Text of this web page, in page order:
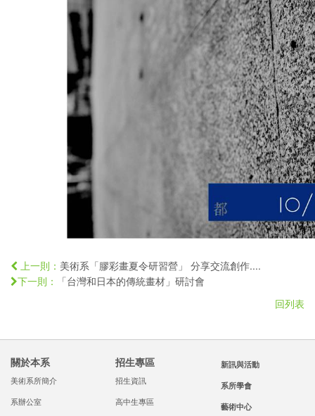
上一則： 美術系「膠彩畫夏令研習營」 分享交流創作....
下一則：
「台灣和日本的傳統畫材」研討會
回列表
關於本系
美術系所簡介
系辦公室
招生專區
招生資訊
高中生專區
新訊與活動
系所學會
藝術中心